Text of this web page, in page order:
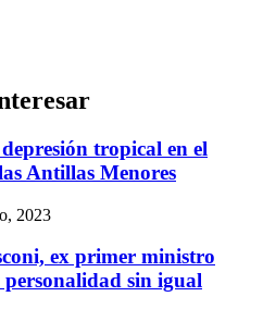
tropical en el
Antillas Menores
2023
ex primer ministro
sin igual